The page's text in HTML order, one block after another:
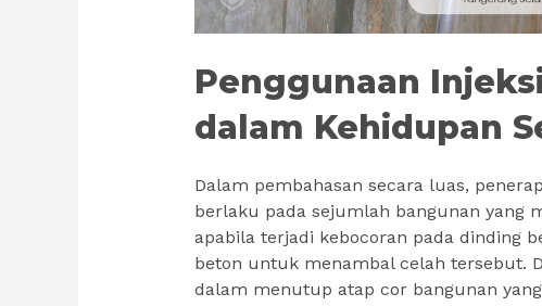
Penggunaan
dalam Kehidupan
Dalam pembahasan secara luas,
berlaku pada sejumlah bangunan yang
apabila terjadi kebocoran pada dinding
beton untuk menambal celah tersebut.
dalam menutup atap cor bangunan